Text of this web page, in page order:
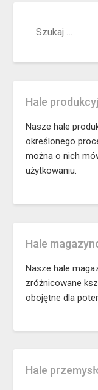
Hale
Nasze hale
określonego
można o nich
użytkowaniu.
Hale
Nasze hale
zróżnicowane
obojętne dla
Hale